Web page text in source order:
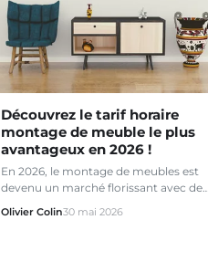
Découvrez le tarif horaire
montage de meuble le plus
avantageux en 2026 !
En 2026, le montage de meubles est
devenu un marché florissant avec des
tarifs allant de 35 € à 100…
Olivier Colin30 mai 2026